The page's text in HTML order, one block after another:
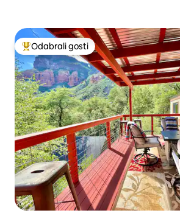
Među najviše rangiranima s oznakom
Odabrali gosti